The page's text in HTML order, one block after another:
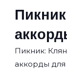
Пикник:
аккорды